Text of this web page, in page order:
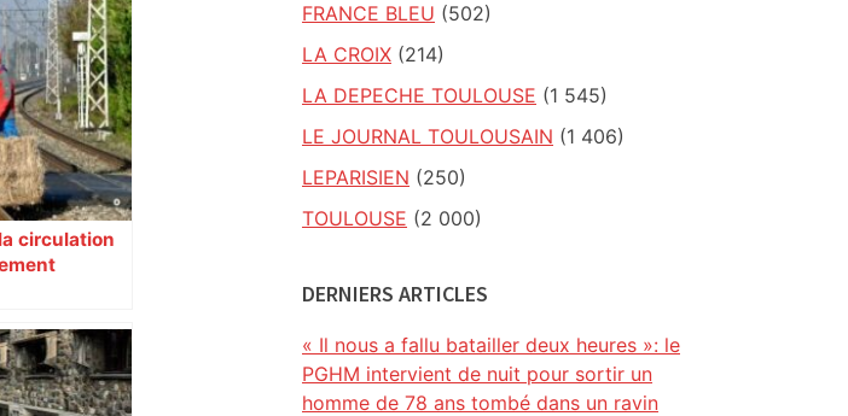
circulation
FRANCE BLEU (502)
LA CROIX (214)
LA DEPECHE TOULOUSE (1 545)
LE JOURNAL TOULOUSAIN (1 406)
LEPARISIEN (250)
TOULOUSE (2 000)
DERNIERS ARTICLES
« Il nous a fallu batailler deux heures »: le
PGHM intervient de nuit pour sortir un
homme de 78 ans tombé dans un ravin